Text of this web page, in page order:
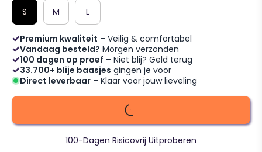
S M L
Premium kwaliteit – Veilig & comfortabel
Vandaag besteld? Morgen verzonden
100 dagen op proef – Niet blij? Geld terug
33.700+ blije baasjes gingen je voor
Direct leverbaar – Klaar voor jouw lieveling
100-Dagen Risicovrij Uitproberen